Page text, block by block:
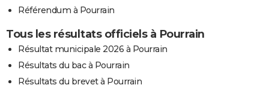
Référendum à Pourrain
Tous les résultats officiels à Pourrain
Résultat municipale 2026 à Pourrain
Résultats du bac à Pourrain
Résultats du brevet à Pourrain